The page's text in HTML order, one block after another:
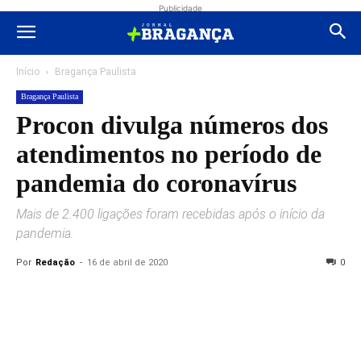
Publicidade
Início Bragança Paulista
Bragança Paulista
Procon divulga números dos
atendimentos no período de
pandemia do coronavírus
Mais de 2.400 ligações foram recebidas após o início da
pandemia.
Por Redação - 16 de abril de 2020 0